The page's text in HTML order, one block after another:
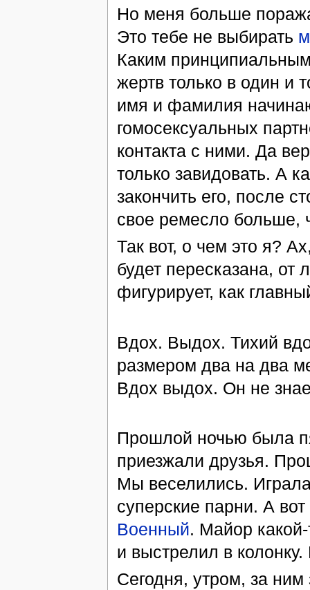
Но меня больше
Это тебе не выбирать
Каким
жертв только в один и
имя и фамилия
гомосексуальных
контакта с ними. Да
только завидовать. А
закончить его, после
свое ремесло
Так вот, о чем это я?
будет пересказана, от
фигурирует, как
Вдох. Выдох. Тихий
размером два на два
Вдох выдох. Он не
Прошлой ночью была
приезжали друзья.
Мы веселились.
суперские парни. А
Военный. Майор
и выстрелил в
Сегодня, утром, за